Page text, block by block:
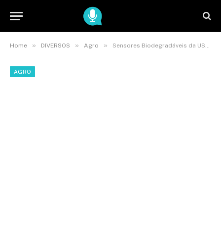
Home » DIVERSOS » Agro » Sensores Biodegradáveis da USP Detectam Pesticidas em Três Minutos
AGRO